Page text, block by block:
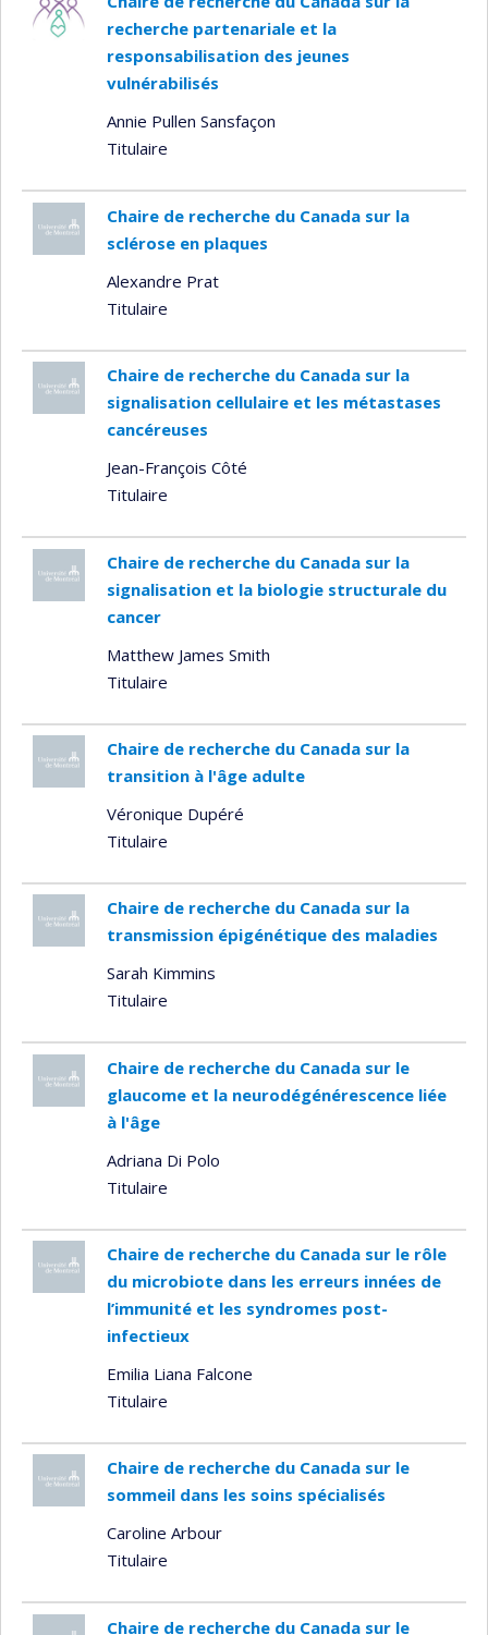
recherche partenariale et la
responsabilisation des jeunes
vulnérabilisés
Annie Pullen Sansfaçon
Titulaire
Chaire de recherche du Canada sur la
sclérose en plaques
Alexandre Prat
Titulaire
Chaire de recherche du Canada sur la
signalisation cellulaire et les métastases
cancéreuses
Jean-François Côté
Titulaire
Chaire de recherche du Canada sur la
signalisation et la biologie structurale du
cancer
Matthew James Smith
Titulaire
Chaire de recherche du Canada sur la
transition à l'âge adulte
Véronique Dupéré
Titulaire
Chaire de recherche du Canada sur la
transmission épigénétique des maladies
Sarah Kimmins
Titulaire
Chaire de recherche du Canada sur le
glaucome et la neurodégénérescence liée
à l'âge
Adriana Di Polo
Titulaire
Chaire de recherche du Canada sur le rôle
du microbiote dans les erreurs innées de
l’immunité et les syndromes post-
infectieux
Emilia Liana Falcone
Titulaire
Chaire de recherche du Canada sur le
sommeil dans les soins spécialisés
Caroline Arbour
Titulaire
Chaire de recherche du Canada sur le